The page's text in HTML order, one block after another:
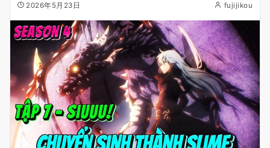
2026年5月23日 fujijikou